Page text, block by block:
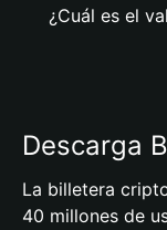
¿Cuál es el
Descarga
La billetera
40 millones de